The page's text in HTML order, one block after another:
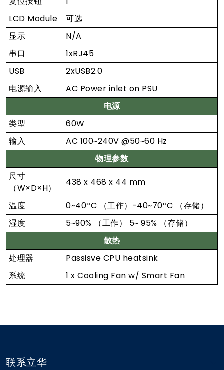
LCD Module
可选
显示
N/A
串口
1xRJ45
USB
2xUSB2.0
电源输入
AC Power inlet on PSU
电源
类型
60W
输入
AC 100~240V @50~60 Hz
物理参数
尺寸
（W×D×H）
438 x 468 x 44 mm
温度
0~40ºC （工作）-40~70ºC （存储）
湿度
5~90% （工作） 5~ 95% （存储）
散热
处理器
Passisve CPU heatsink
系统
1 x Cooling Fan w/ Smart Fan
联系立华